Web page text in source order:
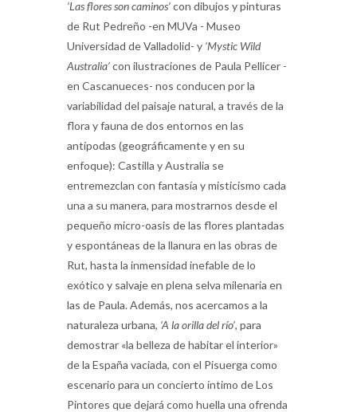
‘Las flores son caminos’con dibujos y pinturas
de Rut Pedreño -en MUVa - Museo
Universidad de Valladolid- y ‘Mystic Wild
Australia’con ilustraciones de Paula Pellicer -
en Cascanueces- nos conducen por la
variabilidad del paisaje natural, a través de la
flora y fauna de dos entornos en las
antípodas (geográficamente y en su
enfoque): Castilla y Australia se
entremezclan con fantasía y misticismo cada
una a su manera, para mostrarnos desde el
pequeño micro-oasis de las flores plantadas
y espontáneas de la llanura en las obras de
Rut, hasta la inmensidad inefable de lo
exótico y salvaje en plena selva milenaria en
las de Paula. Además, nos acercamos a la
naturaleza urbana, ‘A la orilla del río’, para
demostrar «la belleza de habitar el interior»
de la España vaciada, con el Pisuerga como
escenario para un concierto íntimo de Los
Pintores que dejará como huella una ofrenda